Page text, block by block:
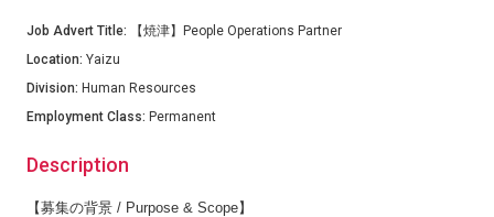
Job Advert Title:
【焼津】People Operations Partner
Location: Yaizu
Division: Human Resources
Employment Class: Permanent
Description
【募集の背景 / Purpose & Scope】